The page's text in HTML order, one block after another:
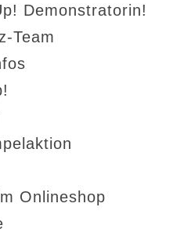
Demonstratorin!
Team
Onlineshop